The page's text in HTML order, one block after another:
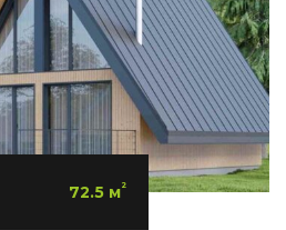
72.5 м²